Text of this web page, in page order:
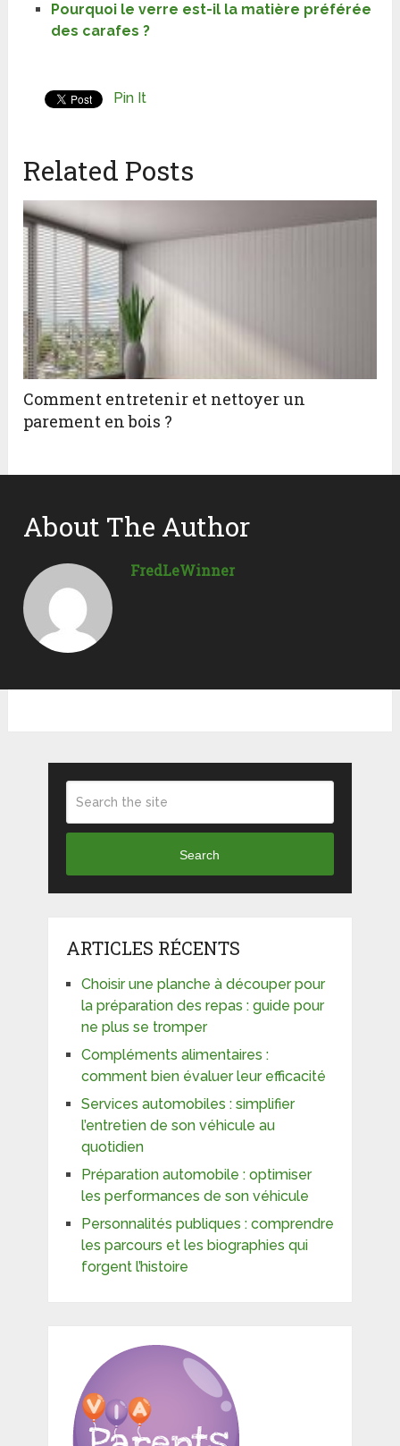
Pourquoi le verre est-il la matière préférée
des carafes ?
Pin It
Related Posts
Comment entretenir et nettoyer un
parement en bois ?
About The Author
FredLeWinner
Search
ARTICLES RÉCENTS
Choisir une planche à découper pour
la préparation des repas : guide pour
ne plus se tromper
Compléments alimentaires :
comment bien évaluer leur efficacité
Services automobiles : simplifier
l’entretien de son véhicule au
quotidien
Préparation automobile : optimiser
les performances de son véhicule
Personnalités publiques : comprendre
les parcours et les biographies qui
forgent l’histoire